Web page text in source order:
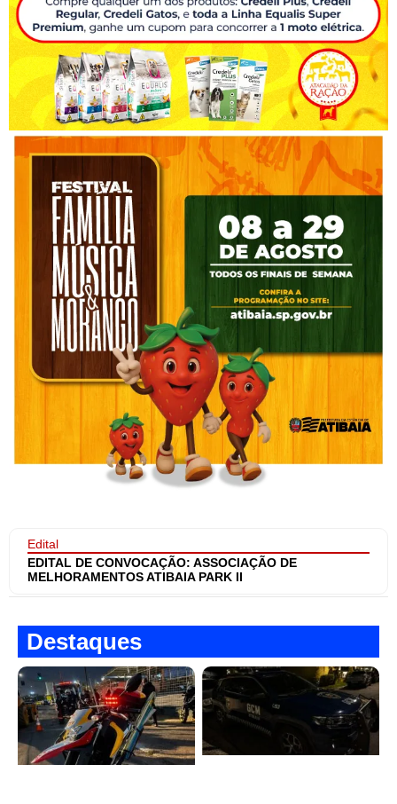
Edital
EDITAL DE CONVOCAÇÃO: ASSOCIAÇÃO DE
MELHORAMENTOS ATIBAIA PARK II
Destaques